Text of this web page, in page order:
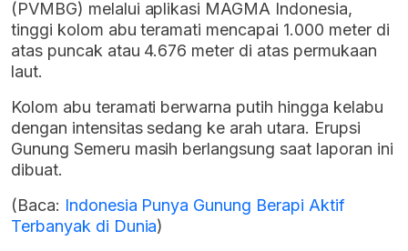
(PVMBG) melalui aplikasi MAGMA Indonesia,
tinggi kolom abu teramati mencapai 1.000 meter di
atas puncak atau 4.676 meter di atas permukaan
laut.
Kolom abu teramati berwarna putih hingga kelabu
dengan intensitas sedang ke arah utara. Erupsi
Gunung Semeru masih berlangsung saat laporan ini
dibuat.
(Baca: Indonesia Punya Gunung Berapi Aktif
Terbanyak di Dunia)